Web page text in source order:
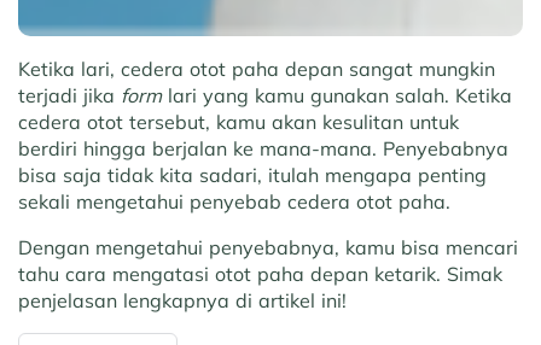
Ketika lari, cedera otot paha depan sangat mungkin
terjadi jika form lari yang kamu gunakan salah. Ketika
cedera otot tersebut, kamu akan kesulitan untuk
berdiri hingga berjalan ke mana-mana. Penyebabnya
bisa saja tidak kita sadari, itulah mengapa penting
sekali mengetahui penyebab cedera otot paha.
Dengan mengetahui penyebabnya, kamu bisa mencari
tahu cara mengatasi otot paha depan ketarik. Simak
penjelasan lengkapnya di artikel ini!